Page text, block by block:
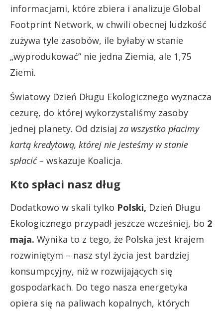
informacjami, które zbiera i analizuje Global
Footprint Network, w chwili obecnej ludzkość
zużywa tyle zasobów, ile byłaby w stanie
„wyprodukować” nie jedna Ziemia, ale 1,75
Ziemi.
Światowy Dzień Długu Ekologicznego wyznacza
cezurę, do której wykorzystaliśmy zasoby
jednej planety. Od dzisiajza wszystko płacimy
kartą kredytową, której nie jesteśmy w stanie
spłacić – wskazuje Koalicja.
Kto spłaci nasz dług
Dodatkowo w skali tylko Polski, Dzień Długu
Ekologicznego przypadł jeszcze wcześniej, bo 2
maja. Wynika to z tego, że Polska jest krajem
rozwiniętym – nasz styl życia jest bardziej
konsumpcyjny, niż w rozwijających się
gospodarkach. Do tego nasza energetyka
opiera się na paliwach kopalnych, których